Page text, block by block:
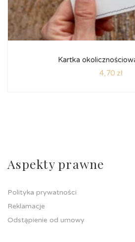
Kartka
4,70 zł
Aspekty prawne
Polityka prywatności
Reklamacje
Odstąpienie od umowy